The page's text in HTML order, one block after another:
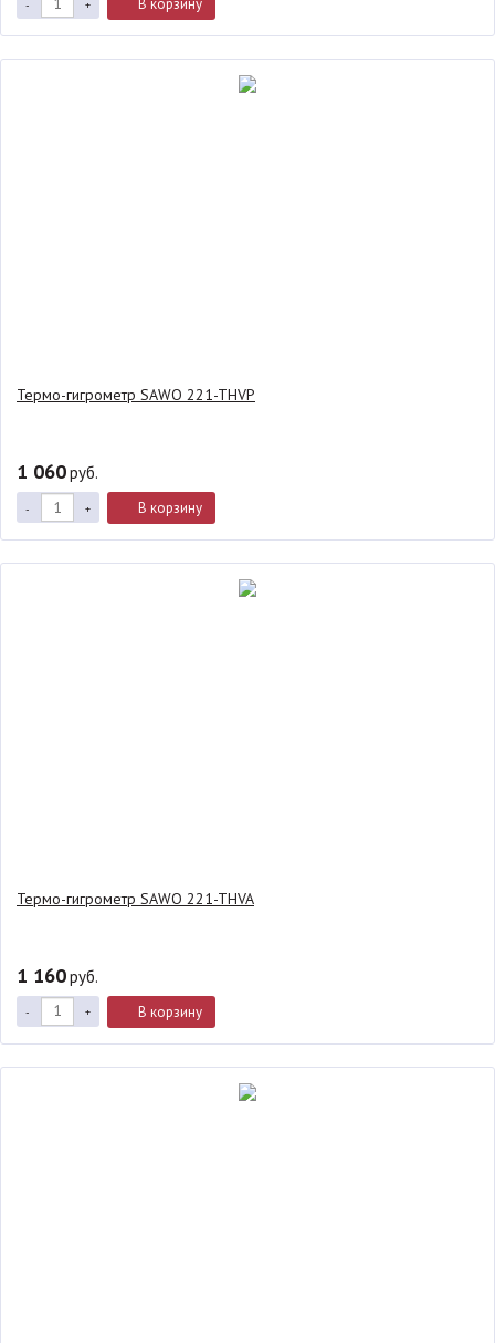
- + В корзину
Термо-гигрометр SAWO 221-THVP
1 060руб.
- + В корзину
Термо-гигрометр SAWO 221-THVA
1 160руб.
- + В корзину